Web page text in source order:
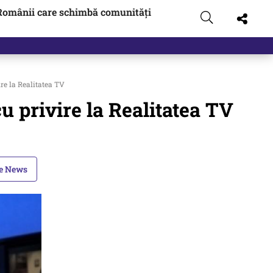
care schimbă comunități
la Realitatea TV
privire la Realitatea TV
News